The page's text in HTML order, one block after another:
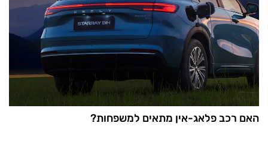
האם רכב פלאג-אין מתאים למשפחות?